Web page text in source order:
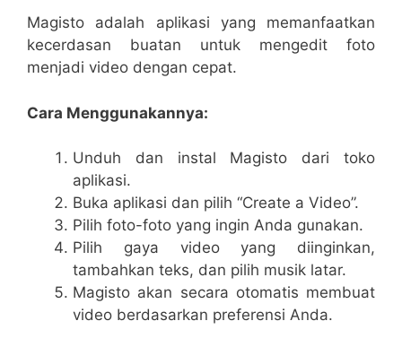
Magisto adalah aplikasi yang memanfaatkan
kecerdasan buatan untuk mengedit foto
menjadi video dengan cepat.
Cara Menggunakannya:
Unduh dan instal Magisto dari toko
aplikasi.
Buka aplikasi dan pilih “Create a Video”.
Pilih foto-foto yang ingin Anda gunakan.
Pilih gaya video yang diinginkan,
tambahkan teks, dan pilih musik latar.
Magisto akan secara otomatis membuat
video berdasarkan preferensi Anda.